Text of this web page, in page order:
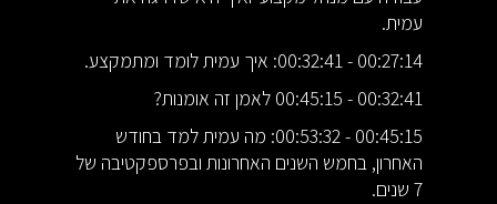
עמית.
00:27:14 - 00:32:41: איך עמית לומד ומתמקצע.
00:32:41 - 00:45:15 לאמן זה אומנות?
00:45:15 - 00:53:32: מה עמית למד בחודש
האחרון, בחמש השנים האחרונות ובפרספקטיבה של
7 שנים.